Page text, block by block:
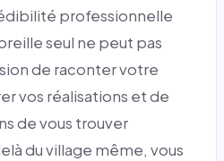
professionnelle
seul ne peut pas
de raconter votre
vos réalisations et de
de vous trouver
du village même, vous